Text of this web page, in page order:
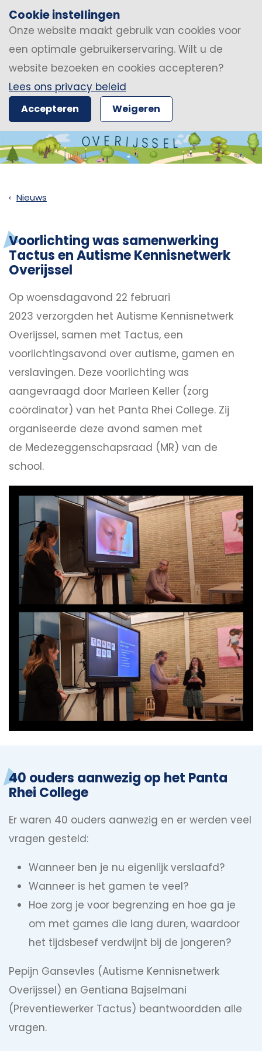
Cookie instellingen
Onze website maakt gebruik van cookies voor
een optimale gebruikerservaring. Wilt u de
website bezoeken en cookies accepteren?
Lees ons privacy beleid
Accepteren Weigeren
Nieuws
Voorlichting was samenwerking
Tactus en Autisme Kennisnetwerk
Overijssel
Op woensdagavond 22 februari
2023 verzorgden het Autisme Kennisnetwerk
Overijssel, samen met Tactus, een
voorlichtingsavond over autisme, gamen en
verslavingen. Deze voorlichting was
aangevraagd door Marleen Keller (zorg
coördinator) van het Panta Rhei College. Zij
organiseerde deze avond samen met
de Medezeggenschapsraad (MR) van de
school.
40 ouders aanwezig op het Panta
Rhei College
Er waren 40 ouders aanwezig en er werden veel
vragen gesteld:
Wanneer ben je nu eigenlijk verslaafd?
Wanneer is het gamen te veel?
Hoe zorg je voor begrenzing en hoe ga je
om met games die lang duren, waardoor
het tijdsbesef verdwijnt bij de jongeren?
Pepijn Gansevles (Autisme Kennisnetwerk
Overijssel) en Gentiana Bajselmani
(Preventiewerker Tactus) beantwoordden alle
vragen.